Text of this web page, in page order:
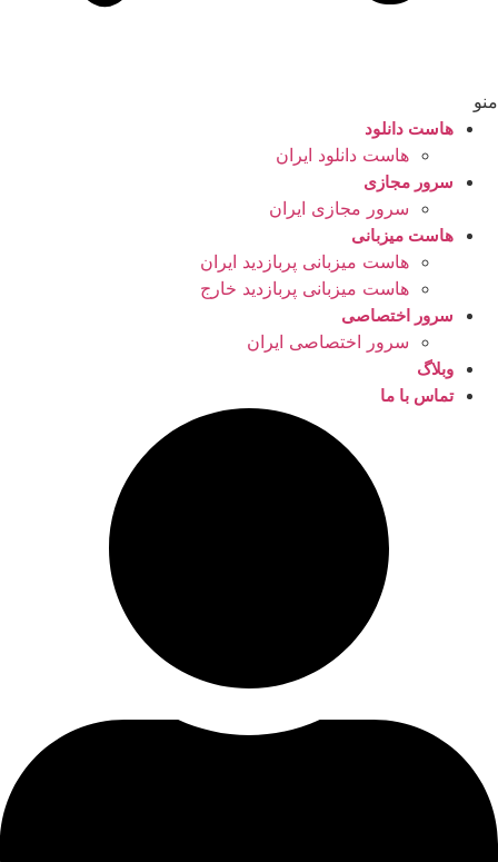
منو
هاست دانلود
هاست دانلود ایران
سرور مجازی
سرور مجازی ایران
هاست میزبانی
هاست میزبانی پربازدید ایران
هاست میزبانی پربازدید خارج
سرور اختصاصی
سرور اختصاصی ایران
وبلاگ
تماس با ما